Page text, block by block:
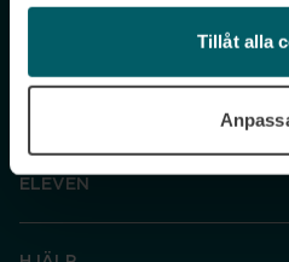
och gå vidare” accepterar du
under ”Inställningar” kan
cookies. Du kan återkalla ditt
Tillåt alla
ELEVEN